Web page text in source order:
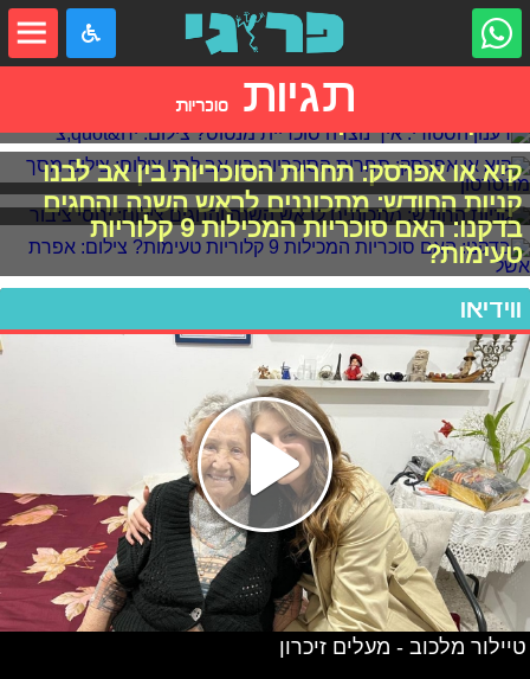
תגיותסוכריות
רענון הסטורי: איך נוצרה סוכריית מנטוס?
קיא או אפרסק: תחרות הסוכריות בין אב לבנו
קניות החודש: מתכוננים לראש השנה והחגים
בדקנו: האם סוכריות המכילות 9 קלוריות
טעימות?
ווידיאו
טיילור מלכוב - מעלים זיכרון